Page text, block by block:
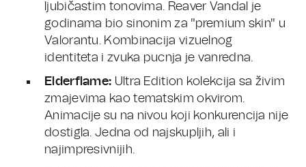
ljubičastim tonovima. Reaver Vandal je
godinama bio sinonim za "premium skin" u
Valorantu. Kombinacija vizuelnog
identiteta i zvuka pucnja je vanredna.
Elderflame: Ultra Edition kolekcija sa živim
zmajevima kao tematskim okvirom.
Animacije su na nivou koji konkurencija nije
dostigla. Jedna od najskupljih, ali i
najimpresivnijih.